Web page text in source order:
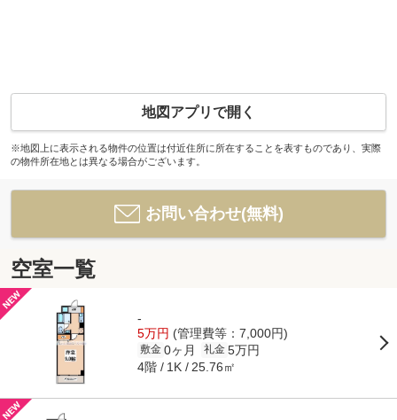
地図アプリで開く
※地図上に表示される物件の位置は付近住所に所在することを表すものであり、実際
の物件所在地とは異なる場合がございます。
お問い合わせ(無料)
空室一覧
-
5万円 (管理費等：7,000円)
敷金 0ヶ月 礼金 5万円
4階 1K 25.76㎡